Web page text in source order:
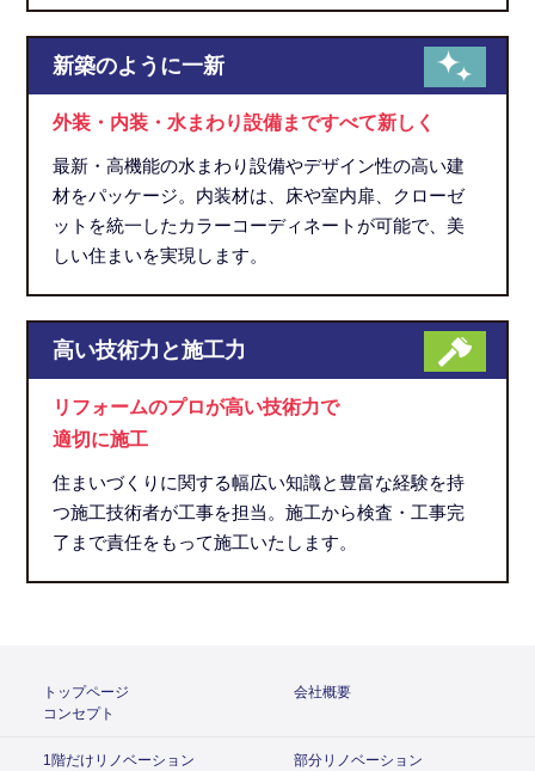
新築のように一新
外装・内装・水まわり設備まですべて新しく
最新・高機能の水まわり設備やデザイン性の高い建
材をパッケージ。内装材は、床や室内扉、クローゼ
ットを統一したカラーコーディネートが可能で、美
しい住まいを実現します。
高い技術力と施工力
リフォームのプロが高い技術力で
適切に施工
住まいづくりに関する幅広い知識と豊富な経験を持
つ施工技術者が工事を担当。施工から検査・工事完
了まで責任をもって施工いたします。
トップページ
会社概要
コンセプト
1階だけリノベーション
部分リノベーション